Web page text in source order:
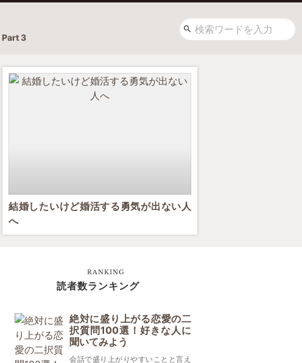
Part 3
結婚したいけど婚活する勇気が出ない人
へ
RANKING
読者数ランキング
絶対に盛り上がる恋愛の二
択質問100選！好きな人に
聞いてみよう
会話で盛り上がりやすいことと言え